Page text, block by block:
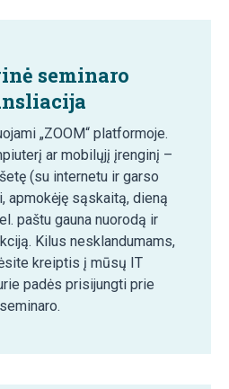
seminaro
„ZOOM“ platformoje.
ar mobilųjį įrenginį –
(su internetu ir garso
apmokėję sąskaitą, dieną
paštu gauna nuorodą ir
Kilus nesklandumams,
kreiptis į mūsų IT
padės prisijungti prie
seminaro.